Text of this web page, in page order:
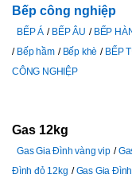
Bếp công nghiệp
BẾP Á BẾP ÂU
BẾP
Bếp hầm
Bếp khè
BẾP
CÔNG NGHIỆP
Gas 12kg
Gas Gia Đình vàng vip
Đình đỏ 12kg
Gas Gia